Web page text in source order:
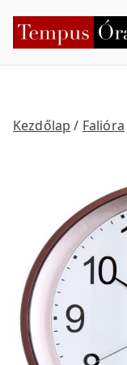
Kezdőlap / Falióra